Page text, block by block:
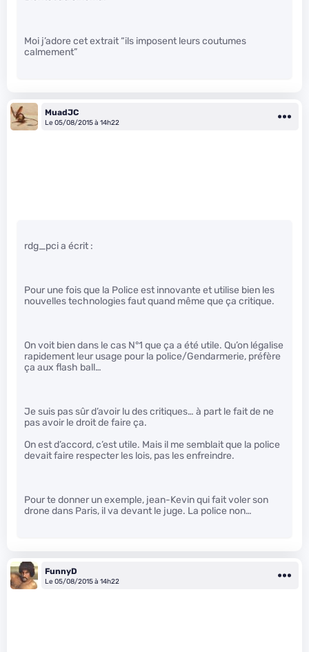
Moi j’adore cet extrait “ils imposent leurs coutumes
calmement”
MuadJC
Le 05/08/2015 à 14h22
rdg_pci a écrit :
Pour une fois que la Police est innovante et utilise bien les
nouvelles technologies faut quand même que ça critique.
On voit bien dans le cas N°1 que ça a été utile. Qu’on légalise
rapidement leur usage pour la police/Gendarmerie, préfère
ça aux flash ball…
Je suis pas sûr d’avoir lu des critiques… à part le fait de ne
pas avoir le droit de faire ça.
On est d’accord, c’est utile. Mais il me semblait que la police
devait faire respecter les lois, pas les enfreindre.
Pour te donner un exemple, jean-Kevin qui fait voler son
drone dans Paris, il va devant le juge. La police non…
FunnyD
Le 05/08/2015 à 14h22